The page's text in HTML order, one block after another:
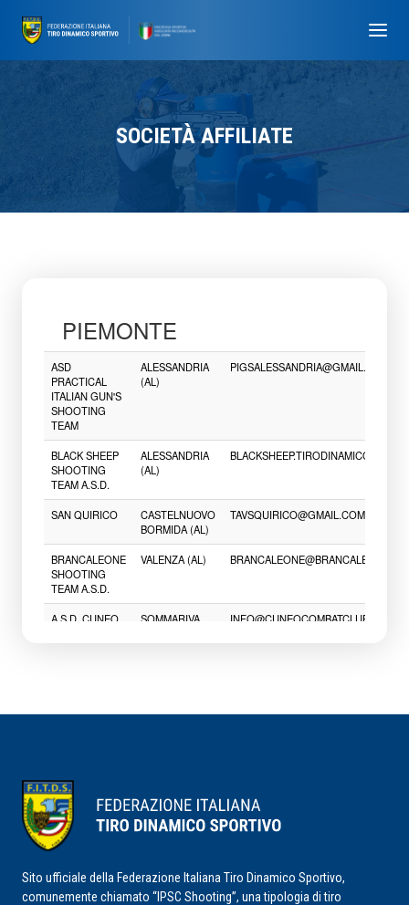
RICERCA
SOCIETÀ AFFILIATE
Sito ufficiale della Federazione Italiana Tiro Dinamico Sportivo,
comunemente chiamato “IPSC Shooting”, una tipologia di tiro